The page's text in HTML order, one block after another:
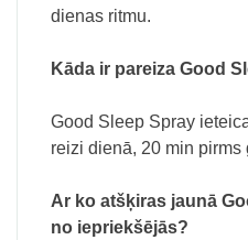
dienas ritmu.
Kāda ir pareiza Good
Good Sleep Spray
reizi dienā, 20 min pirms
Ar ko atšķiras jaunā
no iepriekšējās?